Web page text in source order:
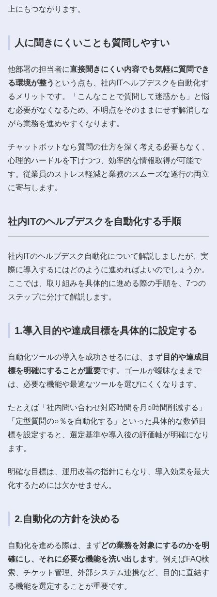
上にもつながります。
人に聞きにくいことも質問しやすい
他部署の担当者に直接聞きにくい内容でも気軽に質問でき
る環境が整う という点も、社内ITヘルプデスクを自動化す
るメリットです。「こんなことで質問して迷惑かも」と悩
む必要がなくなるため、不明点をそのままにせず解消しな
がら業務を進めやすくなります。
チャットボットなら質問の仕方を深く考える必要もなく、
心理的ハードルを下げつつ、効率的な情報取得が可能で
す。従業員のストレス軽減と業務のスムーズな遂行の両立
に寄与します。
社内ITのヘルプデスクを自動化する手順
社内ITのヘルプデスク自動化について解説しましたが、実
際に導入するにはどのように進めればよいのでしょうか。
ここでは、取り組みを具体的に進める際の手順を、7つの
ステップに分けて解説します。
1.導入目的や達成目標を具体的に設定する
自動化ツールの導入を成功させるには、まず 目的や達成目
標を明確にすることが重要です。ゴールが曖昧なままで
は、必要な機能や最適なツールを選びにくくなります。
たとえば「社内問い合わせ対応時間を月○時間削減する」
「定型質問の○％を自動化する」といった具体的な数値目
標を設定すると、選定基準や導入後の評価軸が明確になり
ます。
明確な目標は、運用改善の指針にもなり、導入効果を最大
化するためには欠かせません。
2.自動化の方針を決める
自動化を進める際は、まずどの業務を対象にするのかを明
確にし、それに必要な機能を洗い出します。例えばFAQ検
索、チケット管理、外部システム連携など、目的に直結す
る機能を選定することが重要です。